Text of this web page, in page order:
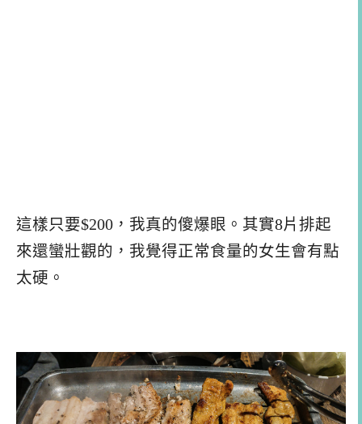
這樣只要$200，我真的傻爆眼。其實8片排起
來還蠻壯觀的，我覺得正常食量的女生會有點
太硬。